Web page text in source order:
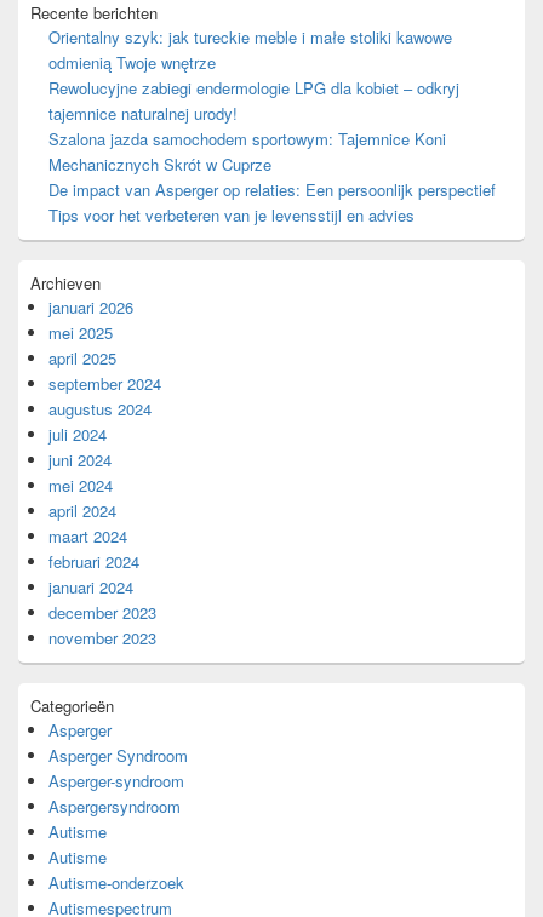
Recente berichten
Orientalny szyk: jak tureckie meble i małe stoliki kawowe
odmienią Twoje wnętrze
Rewolucyjne zabiegi endermologie LPG dla kobiet – odkryj
tajemnice naturalnej urody!
Szalona jazda samochodem sportowym: Tajemnice Koni
Mechanicznych Skrót w Cuprze
De impact van Asperger op relaties: Een persoonlijk perspectief
Tips voor het verbeteren van je levensstijl en advies
Archieven
januari 2026
mei 2025
april 2025
september 2024
augustus 2024
juli 2024
juni 2024
mei 2024
april 2024
maart 2024
februari 2024
januari 2024
december 2023
november 2023
Categorieën
Asperger
Asperger Syndroom
Asperger-syndroom
Aspergersyndroom
Autisme
Autisme
Autisme-onderzoek
Autismespectrum